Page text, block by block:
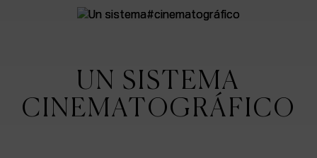
CENTRO DE INVESTIGACIÓN
KINOFABRIKAUN SISTEMA
CINEMATOGRÁFICO